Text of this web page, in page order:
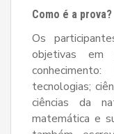
Como é a prova?
Os
objetivas
tecnologias;
ciências da
matemática e